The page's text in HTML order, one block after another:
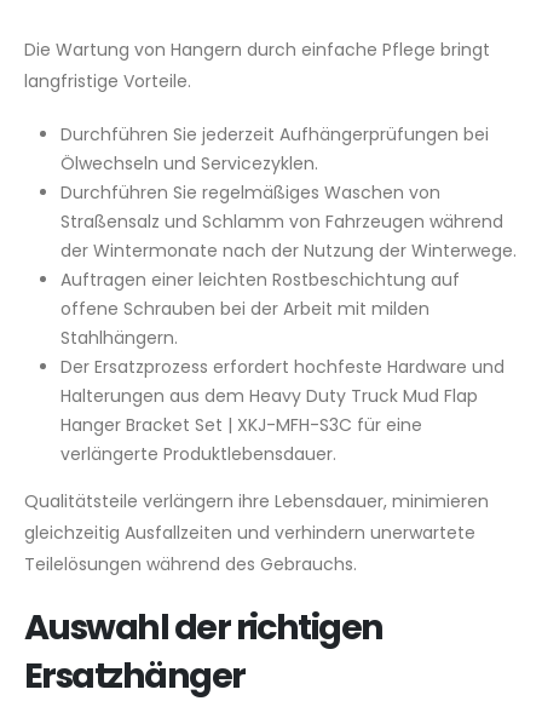
Die Wartung von Hangern durch einfache Pflege bringt
langfristige Vorteile.
Durchführen Sie jederzeit Aufhängerprüfungen bei
Ölwechseln und Servicezyklen.
Durchführen Sie regelmäßiges Waschen von
Straßensalz und Schlamm von Fahrzeugen während
der Wintermonate nach der Nutzung der Winterwege.
Auftragen einer leichten Rostbeschichtung auf
offene Schrauben bei der Arbeit mit milden
Stahlhängern.
Der Ersatzprozess erfordert hochfeste Hardware und
Halterungen aus dem Heavy Duty Truck Mud Flap
Hanger Bracket Set | XKJ-MFH-S3C für eine
verlängerte Produktlebensdauer.
Qualitätsteile verlängern ihre Lebensdauer, minimieren
gleichzeitig Ausfallzeiten und verhindern unerwartete
Teilelösungen während des Gebrauchs.
Auswahl der richtigen
Ersatzhänger